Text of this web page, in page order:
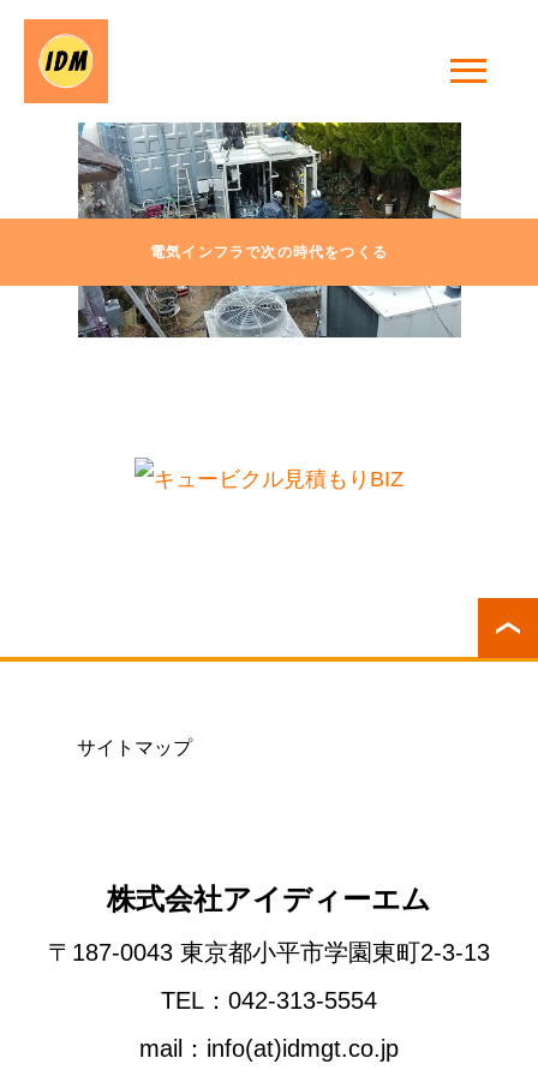
電気インフラで次の時代をつくる
サイトマップ
株式会社アイディーエム
〒187-0043 東京都小平市学園東町2-3-13
TEL：042-313-5554
mail：info(at)idmgt.co.jp